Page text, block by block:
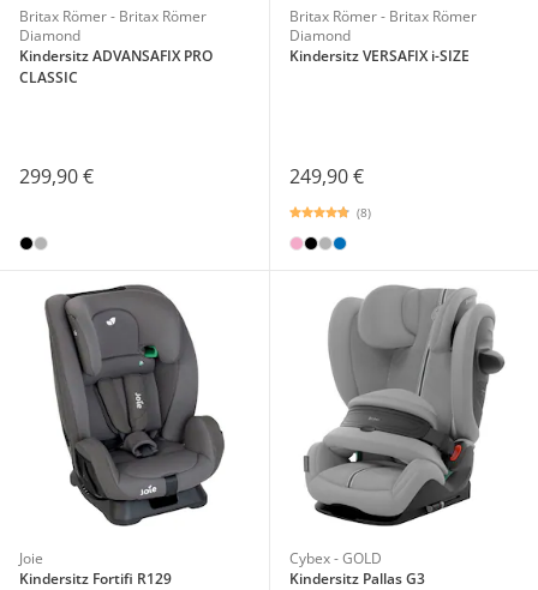
Britax Römer - Britax Römer
Diamond
Kindersitz ADVANSAFIX PRO
CLASSIC
299,90 €
Britax Römer - Britax Römer
Diamond
Kindersitz VERSAFIX i-SIZE
249,90 €
(8)
Joie
Kindersitz Fortifi R129
Cybex - GOLD
Kindersitz Pallas G3